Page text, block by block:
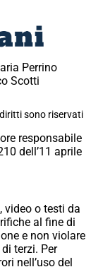
Perrino
Scotti
sono riservati
responsabile
dell’11 aprile
o testi da
al fine di
e non violare
terzi. Per
nell’uso del